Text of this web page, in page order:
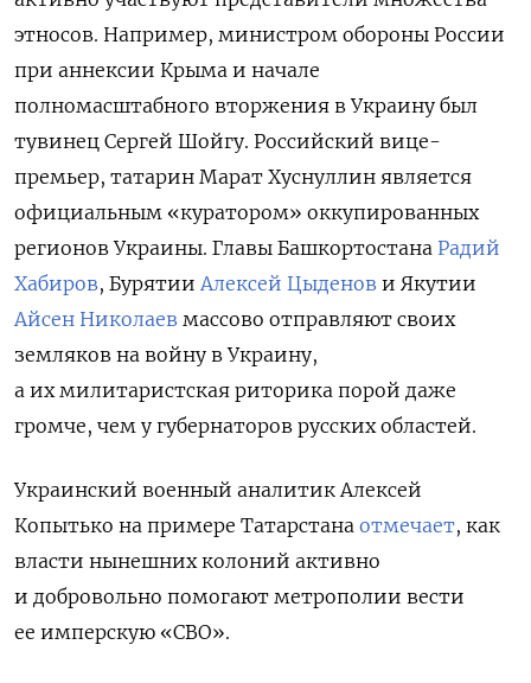
этносов. Например, министром обороны России
при аннексии Крыма и начале
полномасштабного вторжения в Украину был
тувинец Сергей Шойгу. Российский вице-
премьер, татарин Марат Хуснуллин является
официальным «куратором» оккупированных
регионов Украины. Главы Башкортостана Радий
Хабиров, Бурятии Алексей Цыденов и Якутии
Айсен Николаев массово отправляют своих
земляков на войну в Украину,
а их милитаристская риторика порой даже
громче, чем у губернаторов русских областей.
Украинский военный аналитик Алексей
Копытько на примере Татарстана отмечает, как
власти нынешних колоний активно
и добровольно помогают метрополии вести
ее имперскую «СВО».